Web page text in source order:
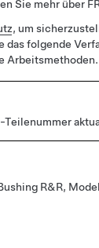
Sie mehr über
, um
das folgende
Arbeitsmethoden.
Teilenummer
R&R,